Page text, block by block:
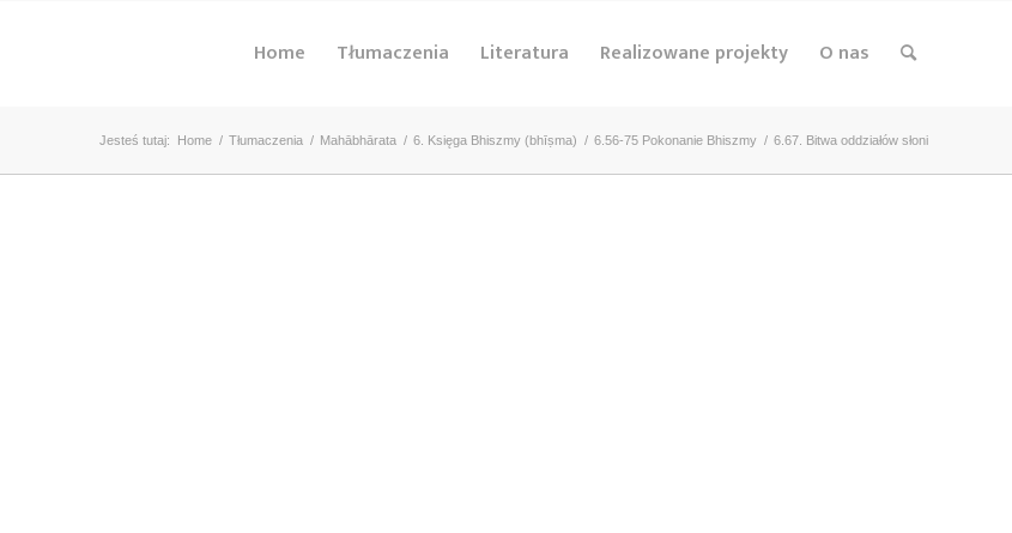
Home Tłumaczenia Literatura Realizowane projekty O nas
Jesteś tutaj: Home / Tłumaczenia / Mahābhārata / 6. Księga Bhiszmy (bhīṣma) / 6.56-75 Pokonanie Bhiszmy / 6.67. Bitwa oddziałów słoni